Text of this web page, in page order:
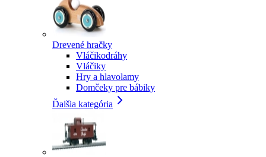
Drevené hračky
Vláčikodráhy
Vláčiky
Hry a hlavolamy
Domčeky pre bábiky
Ďalšia kategória